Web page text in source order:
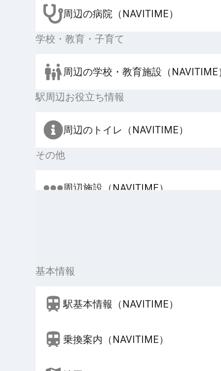
周辺の病院（NAVITIME）
学校・教育・子育て
周辺の学校・教育施設（NAVITIME
駅周辺お役立ち情報
周辺のトイレ（NAVITIME）
その他
周辺施設（NAVITIME）
基本情報
駅基本情報（NAVITIME）
乗換案内（NAVITIME）